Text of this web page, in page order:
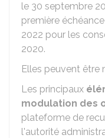
le 30 septembre
première
2022 pour les
2020.
Elles peuvent être
Les principaux
modulation des
plateforme de
l'autorité